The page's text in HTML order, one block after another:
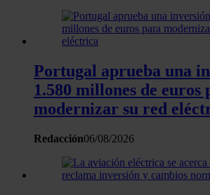
que les haya proporcionado o que
partir del uso que haya hecho de sus
Portugal aprueba una
1.580 millones de euros
modernizar su red
Redacción06/08/2026